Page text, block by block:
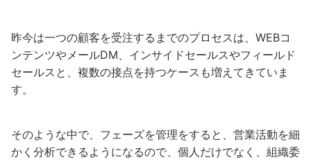
昨今は一つの顧客を受注するまでのプロセスは、WEBコ
ンテンツやメールDM、インサイドセールスやフィールド
セールスと、複数の接点を持つケースも増えてきていま
す。
そのような中で、フェーズを管理をすると、営業活動を細
かく分析できるようになるので、個人だけでなく、組織委